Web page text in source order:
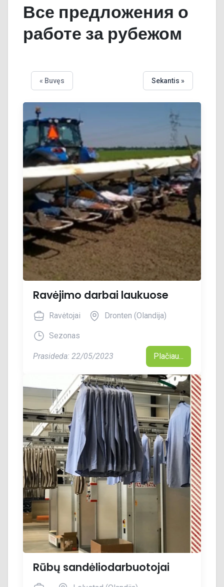
Все предложения о
работе за рубежом
« Buvęs Sekantis »
Ravėjimo darbai laukuose
Ravėtojai Dronten (Olandija)
Sezonas
Prasideda: 22/05/2023 Plačiau...
Rūbų sandėliodarbuotojai